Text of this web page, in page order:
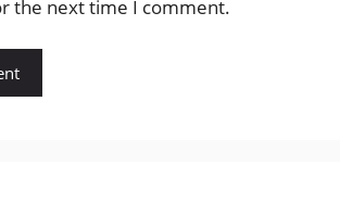
the next time I comment.